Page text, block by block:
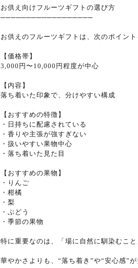
お供え向けフルーツギフトの選び方
──────────────────
お供えのフルーツギフトは、次のポイン
【価格帯】
3,000円〜10,000円程度が中心
【内容】
落ち着いた印象で、分けやすい構成
【おすすめの特徴】
・日持ちに配慮されている
・香りや主張が強すぎない
・扱いやすい果物中心
・落ち着いた見た目
【おすすめの果物】
・りんご
・柑橘
・梨
・ぶどう
・季節の果物
特に重要なのは、「場に自然に馴染むこと
華やかさよりも、“落ち着き”や“安心感”が